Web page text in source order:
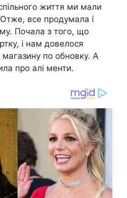
життя ми мали
все продумала і
Почала з того, що
і нам довелося
магазину по обновку. А
про алі менти.